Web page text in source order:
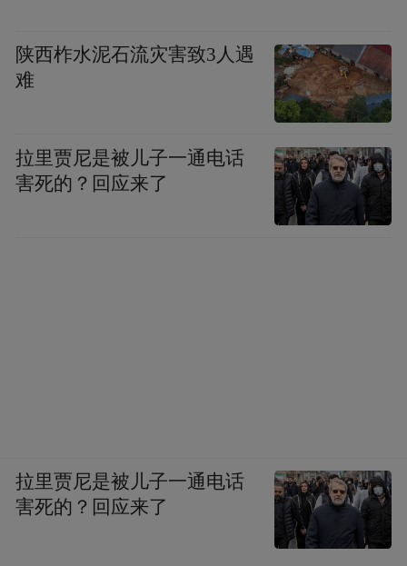
陕西柞水泥石流灾害致3人遇
难
拉里贾尼是被儿子一通电话
害死的？回应来了
拉里贾尼是被儿子一通电话
害死的？回应来了